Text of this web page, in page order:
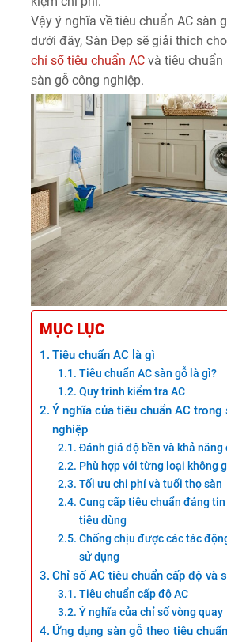
Vậy ý nghĩa về tiêu chuẩn AC sàn
dưới đây, Sàn Đẹp sẽ giải thích
chỉ số tiêu chuẩn AC và tiêu
sàn gỗ công nghiệp.
MỤC LỤC
Tiêu chuẩn AC là gì
Tiêu chuẩn AC sàn gỗ là gì?
Quy trình kiểm tra AC
Ý nghĩa của tiêu chuẩn AC trong
nghiệp
Đánh giá độ bền và khả năng
Phù hợp với từng loại không
Tối ưu chi phí và tuổi thọ sàn
Cung cấp tiêu chuẩn đáng
tiêu dùng
Chống chịu được các tác
sử dụng
Chỉ số AC tiêu chuẩn cấp độ và
Tiêu chuẩn cấp độ AC
Ý nghĩa của chỉ số vòng quay
Ứng dụng sàn gỗ theo tiêu